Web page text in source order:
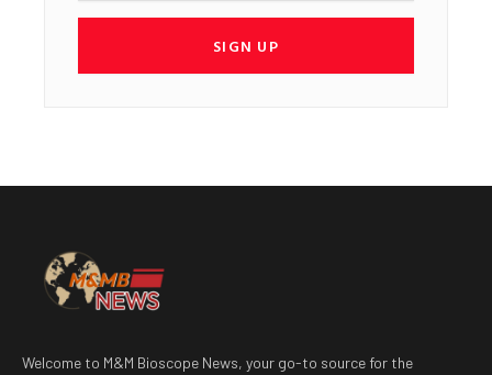
SIGN UP
Welcome to M&M Bioscope News, your go-to source for the